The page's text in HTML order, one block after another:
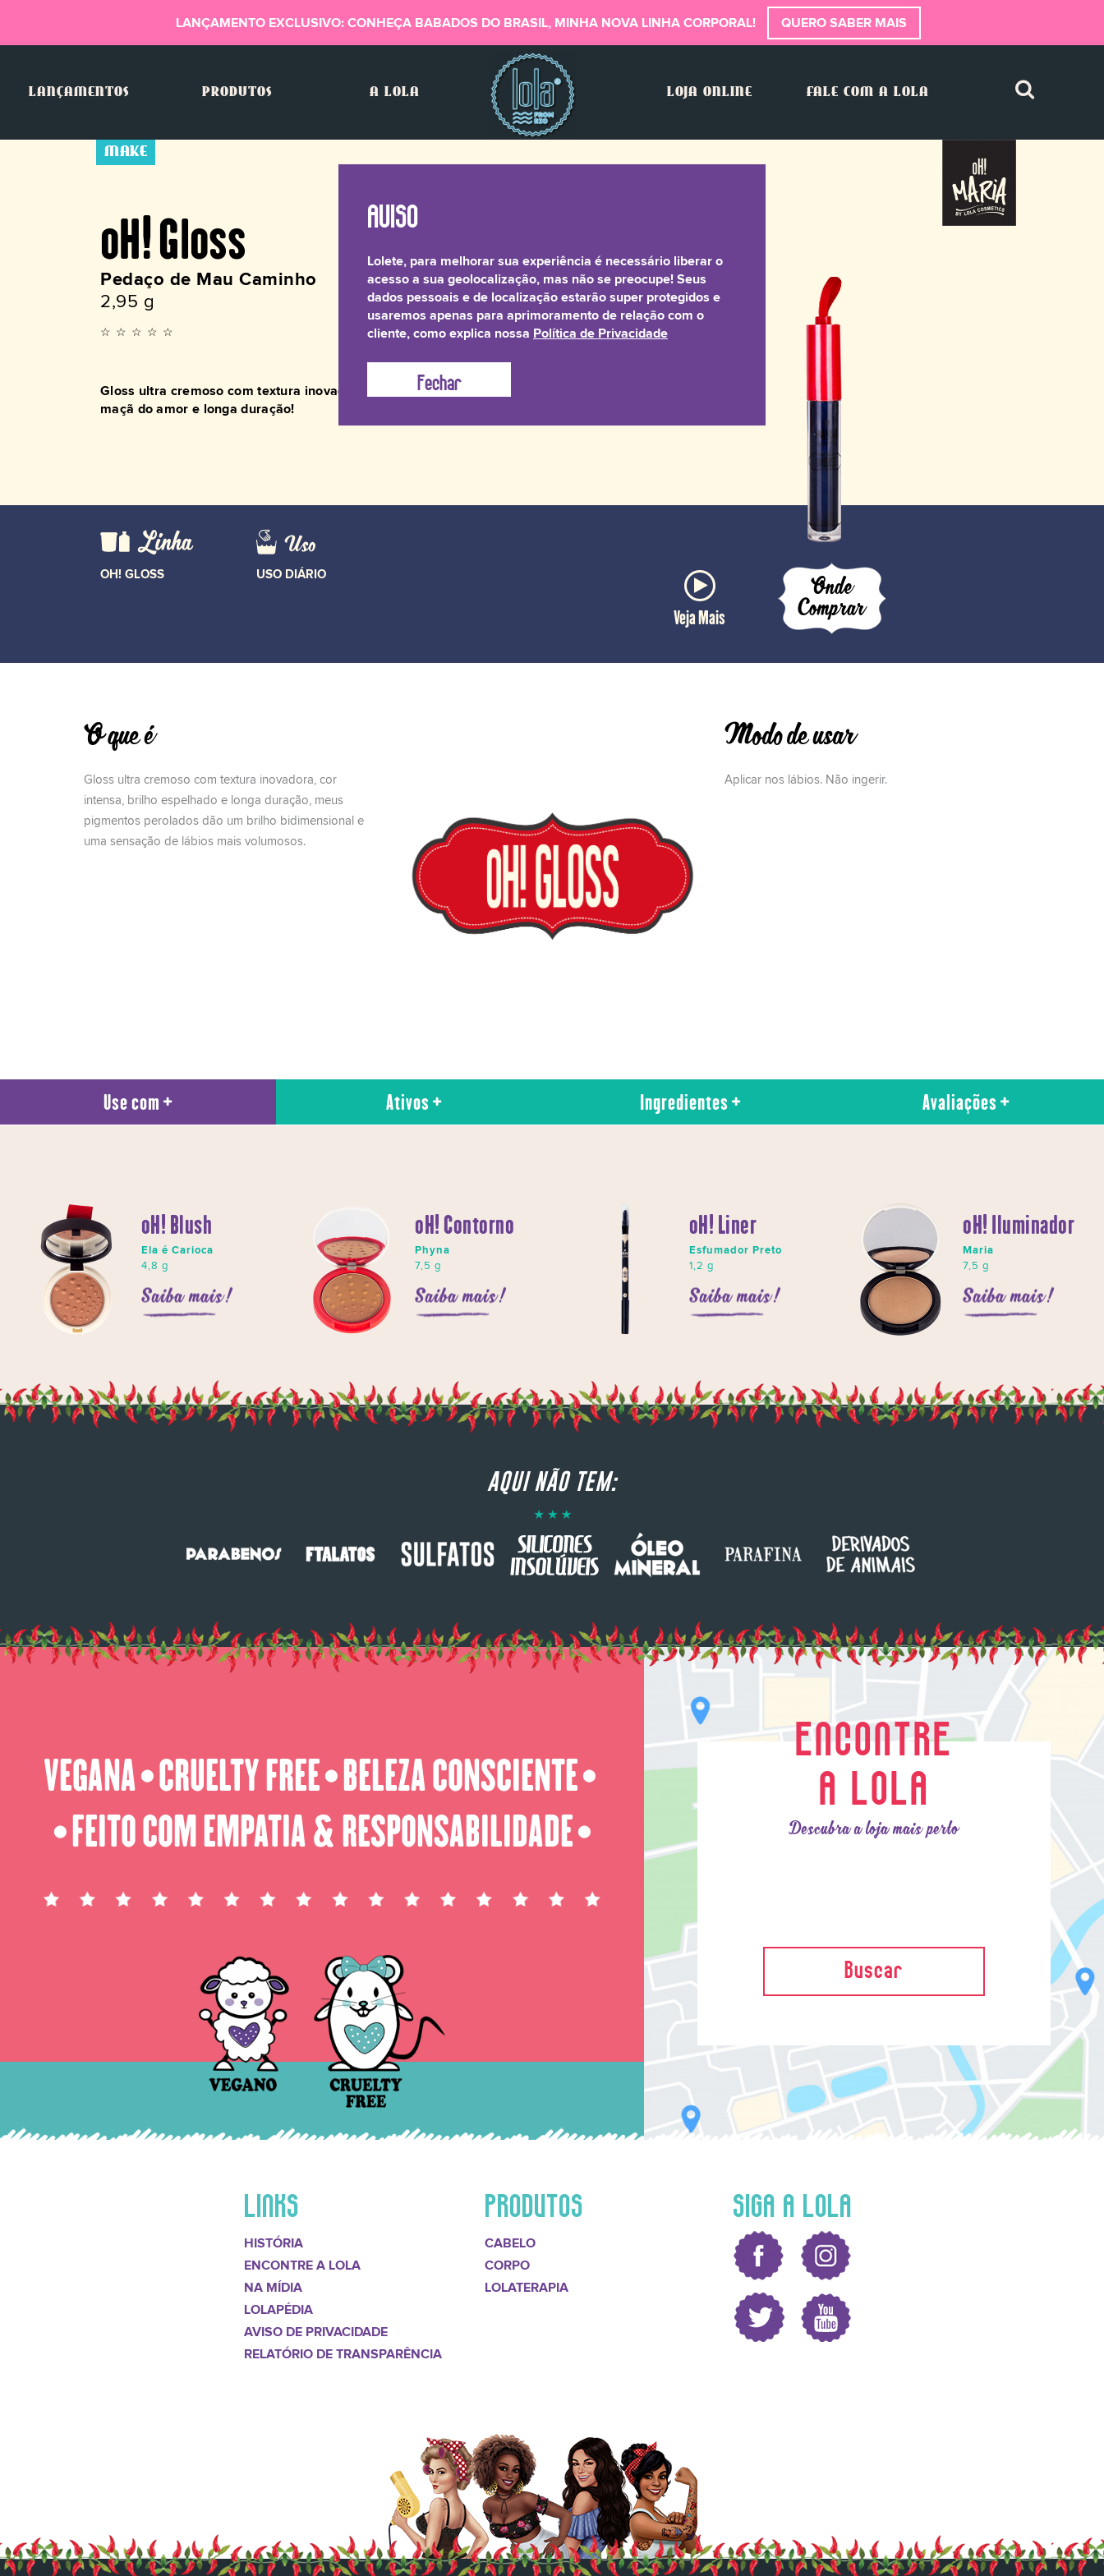
LANÇAMENTO EXCLUSIVO: CONHEÇA BABADOS DO BRASIL, MINHA NOVA LINHA CORPORAL! QUERO SABER MAIS
LANÇAMENTOS PRODUTOS A LOLA LOJA ONLINE FALE COM A LOLA
MAKE
oH! Gloss
Pedaço de Mau Caminho
2,95 g
☆☆☆☆☆
Gloss ultra cremoso com textura inovadora, cor intensa, brilho espelhado efeito
maçã do amor e longa duração!
OH! GLOSS USO DIÁRIO
Veja Mais
Onde
Comprar
O que é
Gloss ultra cremoso com textura inovadora, cor
intensa, brilho espelhado e longa duração, meus
pigmentos perolados dão um brilho bidimensional e
uma sensação de lábios mais volumosos.
Modo de usar
Aplicar nos lábios. Não ingerir.
Use com Ativos Ingredientes Avaliações
oH! Blush
Ela é Carioca
4,8 g
Saiba mais!
oH! Contorno
Phyna
7,5 g
Saiba mais!
oH! Liner
Esfumador Preto
1,2 g
Saiba mais!
oH! Iluminador
Maria
7,5 g
Saiba mais!
AQUI NÃO TEM:
VEGANA ⬤ CRUELTY FREE ⬤ BELEZA CONSCIENTE ⬤
⬤ FEITO COM EMPATIA & RESPONSABILIDADE ⬤
ENCONTRE
A LOLA
Descubra a loja mais perto
Buscar
LINKS
HISTÓRIA
ENCONTRE A LOLA
NA MÍDIA
LOLAPÉDIA
AVISO DE PRIVACIDADE
RELATÓRIO DE TRANSPARÊNCIA
PRODUTOS
CABELO
CORPO
LOLATERAPIA
SIGA A LOLA
Lolete, para melhorar sua experiência é necessário liberar o
acesso a sua geolocalização, mas não se preocupe! Seus
dados pessoais e de localização estarão super protegidos e
usaremos apenas para aprimoramento de relação com o
cliente, como explica nossa Política de Privacidade